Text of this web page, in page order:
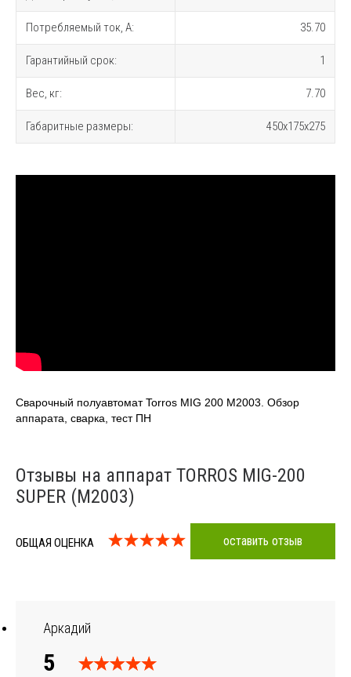
Потребляемый ток, А: 35.70
Гарантийный срок: 1
Вес, кг: 7.70
Габаритные размеры: 450х175х275
Сварочный полуавтомат Torros MIG 200 M2003. Обзор
аппарата, сварка, тест ПН
Отзывы на аппарат TORROS MIG-200
SUPER (M2003)
ОБЩАЯ ОЦЕНКА оставить отзыв
Аркадий
5